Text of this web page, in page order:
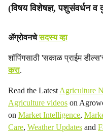
(विषय विशेषज्ञ, पशुसंवर्धन व
ॲग्रोवनचेसदस्य व्हा
शॉपिंगसाठी 'सकाळ प्राईम
करा.
Read the Latest Agriculture
Agriculture videos on
on Market Intelligence,
Care, Weather Updates and